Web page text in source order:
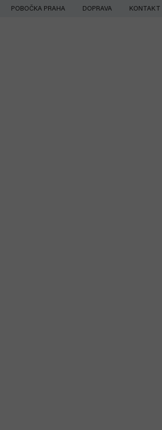
Přejít
POBOČKA PRAHA DOPRAVA KONTAKT